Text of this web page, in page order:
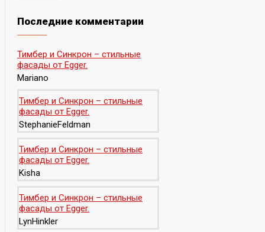
Последние комментарии
Тимбер и Синкрон – стильные
фасады от Egger.
Mariano
Тимбер и Синкрон – стильные
фасады от Egger.
StephanieFeldman
Тимбер и Синкрон – стильные
фасады от Egger.
Kisha
Тимбер и Синкрон – стильные
фасады от Egger.
LynHinkler